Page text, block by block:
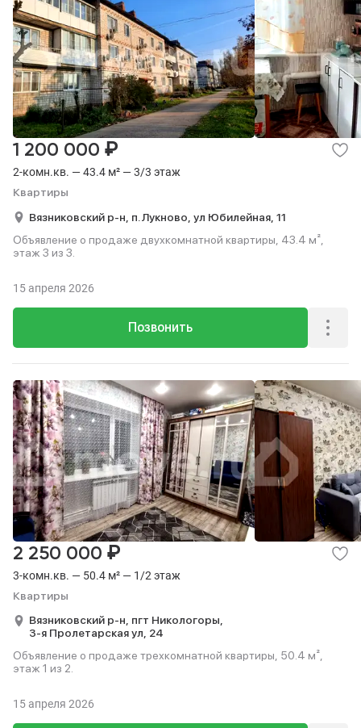
2-комн.кв. — 43.4 м² — 3/3 этаж
Квартиры
1 200 000 ₽
Вязниковский р-н, п. Лукново, ул Юбилейная, 11
Объявление о продаже двухкомнатной квартиры, 43.4 м²,
этаж 3 из 3.
Позвонить
15 апреля 2026
3-комн.кв. — 50.4 м² — 1/2 этаж
Квартиры
2 250 000 ₽
Вязниковский р-н, пгт Никологоры,
3-я Пролетарская ул, 24
Объявление о продаже трехкомнатной квартиры, 50.4 м²,
этаж 1 из 2.
15 апреля 2026